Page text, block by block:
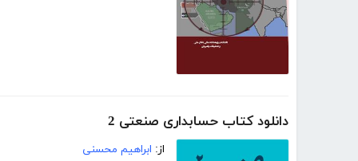
دانلود کتاب حسابداری صنعتی 2
از: ابراهیم محسنی